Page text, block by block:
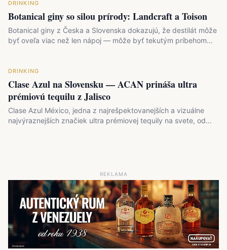
DRINKING
Botanical giny so silou prírody: Landcraft a Toison
Botanical giny z Česka a Slovenska dokazujú, že destilát môže
byť oveľa viac než len nápoj — môže byť tekutým príbehom…
DRINKING
Clase Azul na Slovensku — ACAN prináša ultra
prémiovú tequilu z Jalisco
Clase Azul México, jedna z najrešpektovanejších a vizuálne
najvýraznejších značiek ultra prémiovej tequily na svete, od…
REKLAMA